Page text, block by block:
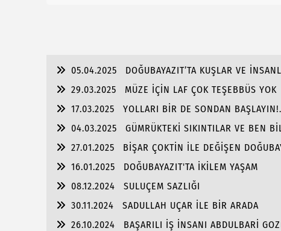
05.04.2025
DOĞUBAYAZIT’TA KUŞLAR VE
29.03.2025
MÜZE İÇİN LAF ÇOK TEŞEBBÜS YOK
17.03.2025
YOLLARI BİR DE SONDAN
04.03.2025
GÜMRÜKTEKİ SIKINTILAR VE BEN
27.01.2025
BİŞAR ÇOKTİN İLE DEĞİŞEN
16.01.2025
DOĞUBAYAZIT'TA İKİLEM YAŞAM
08.12.2024
SULUÇEM SAZLIĞI
30.11.2024
SADULLAH UÇAR İLE BİR ARADA
26.10.2024
BAŞARILI İŞ İNSANI ABDULBARİ